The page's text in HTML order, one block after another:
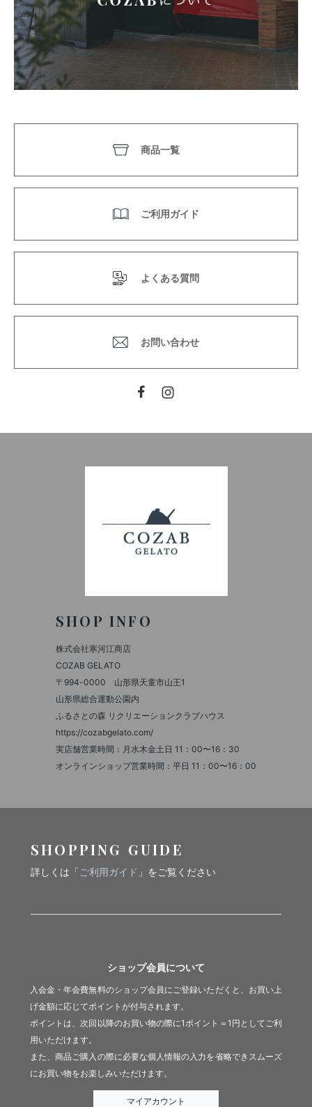
商品一覧
ご利用ガイド
よくある質問
お問い合わせ
Facebook
SHOP INFO
株式会社寒河江商店
COZAB GELATO
〒994-0000 山形県天童市山王1
山形県総合運動公園内
ふるさとの森 リクリエーションクラブハウス
https://cozabgelato.com/
実店舗営業時間：月水木金土日 11：00〜16：30
オンラインショップ営業時間：平日 11：00〜16：00
SHOPPING GUIDE
詳しくは「ご利用ガイド 」をご覧ください
ショップ会員について
入会金・年会費無料のショップ会員にご登録いただくと、お買い上
げ金額に応じてポイントが付与されます。
ポイントは、次回以降のお買い物の際に1ポイント＝1円としてご利
用いただけます。
また、商品ご購入の際に必要な個人情報の入力を省略できスムーズ
にお買い物をお楽しみいただけます。
マイアカウント